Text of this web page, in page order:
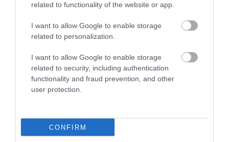
related to functionality of the website or app.
I want to allow Google to enable storage
related to personalization.
I want to allow Google to enable storage
related to security, including authentication
functionality and fraud prevention, and other
user protection.
CONFIRM
Ciuperca-tó, Románia
Matei Ionut/Shutterstock
Görögország titkos gyöngyszeme: olcsó
nyaralás tömeg nélkül